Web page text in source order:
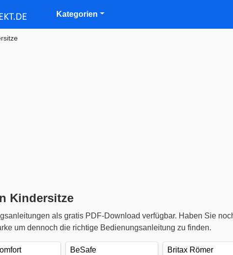
Kategorien
Kindersitze
als gratis PDF-Download verfügbar. Haben Sie
um dennoch die richtige Bedienungsanleitung zu finden.
BeSafe Britax Römer